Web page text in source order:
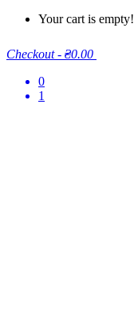
Your cart is empty!
Checkout - ₴0.00
0
1